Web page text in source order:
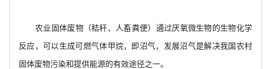
农业固体废物（秸秆、人畜粪便）通过厌氧微生物的生物化学
反应，可以生成可燃气体甲烷，即沼气，发展沼气是解决我国农村
固体废物污染和提供能源的有效途径之一。